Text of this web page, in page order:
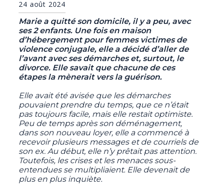
24 août 2024
Marie a quitté son domicile, il y a peu, avec
ses 2 enfants. Une fois en maison
d’hébergement pour femmes victimes de
violence conjugale, elle a décidé d’aller de
l’avant avec ses démarches et, surtout, le
divorce. Elle savait que chacune de ces
étapes la mènerait vers la guérison.
Elle avait été avisée que les démarches
pouvaient prendre du temps, que ce n’était
pas toujours facile, mais elle restait optimiste.
Peu de temps après son déménagement,
dans son nouveau loyer, elle a commencé à
recevoir plusieurs messages et de courriels de
son ex. Au début, elle n’y prêtait pas attention.
Toutefois, les crises et les menaces sous-
entendues se multipliaient. Elle devenait de
plus en plus inquiète.